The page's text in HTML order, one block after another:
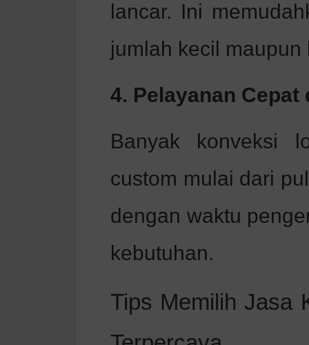
lancar. Ini
jumlah kecil maupun
4. Pelayanan Cepat
Banyak konveksi
custom mulai dari
dengan waktu
kebutuhan.
Tips Memilih Jasa